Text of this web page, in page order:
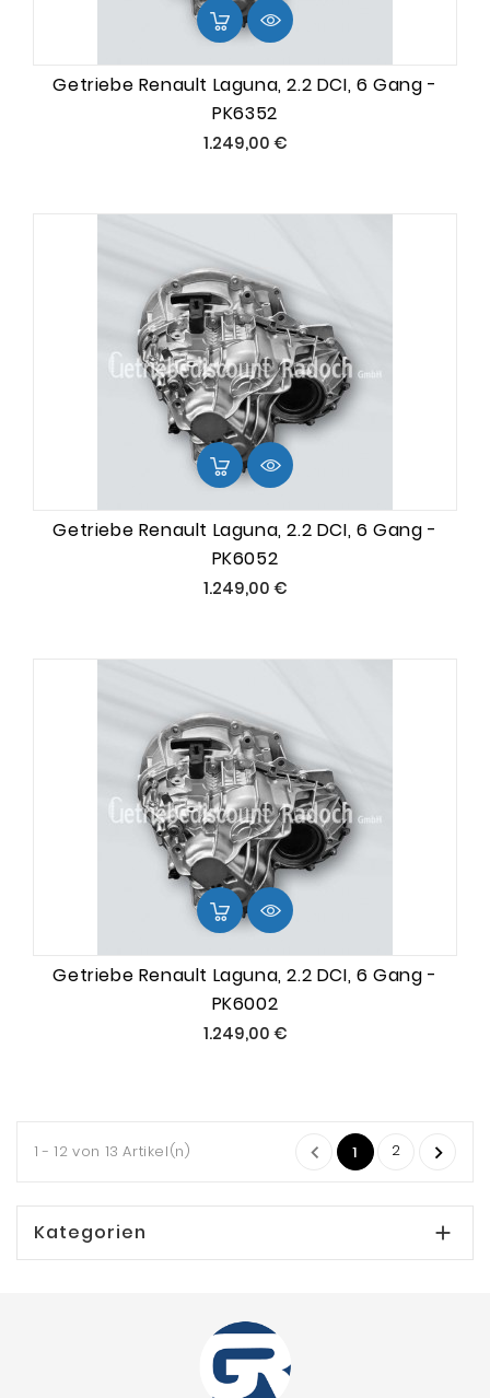
Getriebe Renault Laguna, 2.2 DCI, 6 Gang -
PK6352
1.249,00 €Preis
Getriebe Renault Laguna, 2.2 DCI, 6 Gang -
PK6052
1.249,00 €Preis
Getriebe Renault Laguna, 2.2 DCI, 6 Gang -
PK6002
1.249,00 €Preis
1 - 12 von 13 Artikel(n)  1 2 
Kategorien 